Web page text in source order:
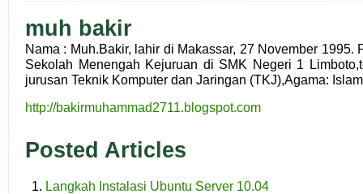
muh bakir
Nama : Muh.Bakir, lahir di Makassar, 27 November 1995.
Sekolah Menengah Kejuruan di SMK Negeri 1
jurusan Teknik Komputer dan Jaringan (TKJ),Agama:
http://bakirmuhammad2711.blogspot.com
Posted Articles
Langkah Instalasi Ubuntu Server 10.04